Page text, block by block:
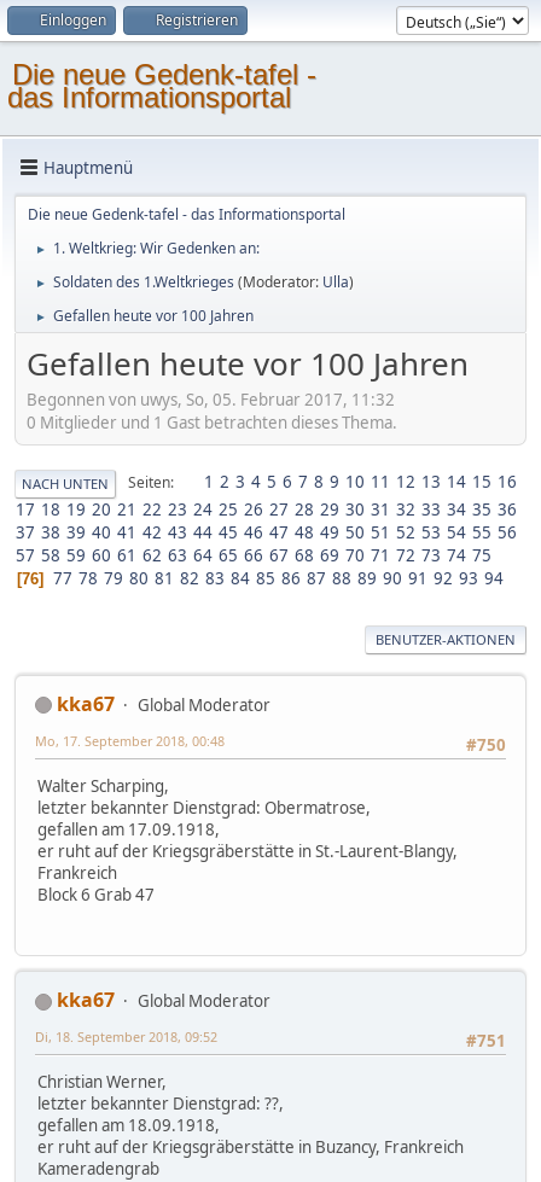
Einloggen Registrieren
Die neue Gedenk-tafel -
das Informationsportal
Hauptmenü
Die neue Gedenk-tafel - das Informationsportal
► 1. Weltkrieg: Wir Gedenken an:
► Soldaten des 1.Weltkrieges (Moderator: Ulla)
► Gefallen heute vor 100 Jahren
Gefallen heute vor 100 Jahren
Begonnen von uwys, So, 05. Februar 2017, 11:32
0 Mitglieder und 1 Gast betrachten dieses Thema.
NACH UNTEN Seiten 1 2 3 4 5 6 7 8 9 10 11 12 13 14 15 16
17 18 19 20 21 22 23 24 25 26 27 28 29 30 31 32 33 34 35 36
37 38 39 40 41 42 43 44 45 46 47 48 49 50 51 52 53 54 55 56
57 58 59 60 61 62 63 64 65 66 67 68 69 70 71 72 73 74 75
76 77 78 79 80 81 82 83 84 85 86 87 88 89 90 91 92 93 94
BENUTZER-AKTIONEN
kka67
Global Moderator
#750
Mo, 17. September 2018, 00:48
Walter Scharping,
letzter bekannter Dienstgrad: Obermatrose,
gefallen am 17.09.1918,
er ruht auf der Kriegsgräberstätte in St.-Laurent-Blangy,
Frankreich
Block 6 Grab 47
kka67
Global Moderator
#751
Di, 18. September 2018, 09:52
Christian Werner,
letzter bekannter Dienstgrad: ??,
gefallen am 18.09.1918,
er ruht auf der Kriegsgräberstätte in Buzancy, Frankreich
Kameradengrab